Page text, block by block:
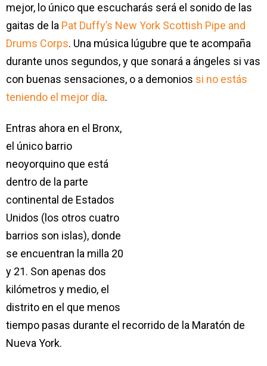
mejor, lo único que escucharás será el sonido de las
gaitas de la Pat Duffy’s New York Scottish Pipe and
Drums Corps. Una música lúgubre que te acompaña
durante unos segundos, y que sonará a ángeles si vas
con buenas sensaciones, o a demonios si no estás
teniendo el mejor día.
Entras ahora en el Bronx,
el único barrio
neoyorquino que está
dentro de la parte
continental de Estados
Unidos (los otros cuatro
barrios son islas), donde
se encuentran la milla 20
y 21. Son apenas dos
kilómetros y medio, el
distrito en el que menos
tiempo pasas durante el recorrido de la Maratón de
Nueva York.